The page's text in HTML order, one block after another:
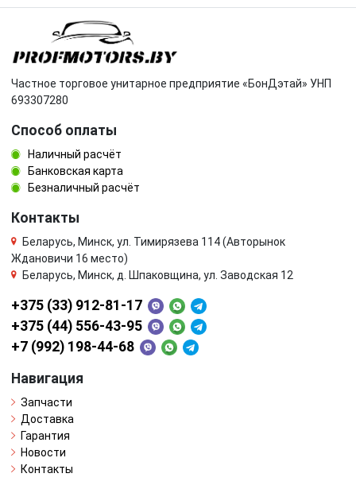
Частное торговое унитарное предприятие «БонДэтай» УНП
693307280
Способ оплаты
Наличный расчёт
Банковская карта
Безналичный расчёт
Контакты
Беларусь, Минск, ул. Тимирязева 114 (Авторынок
Ждановичи 16 место)
Беларусь, Минск, д. Шпаковщина, ул. Заводская 12
+375 (33) 912-81-17
+375 (44) 556-43-95
+7 (992) 198-44-68
Навигация
Запчасти
Доставка
Гарантия
Новости
Контакты